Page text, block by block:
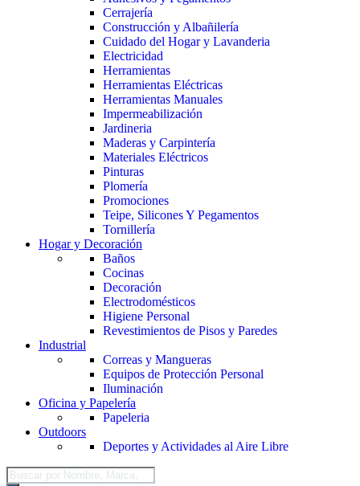
Cerrajería
Construcción y Albañilería
Cuidado del Hogar y Lavanderia
Electricidad
Herramientas
Herramientas Eléctricas
Herramientas Manuales
Impermeabilización
Jardineria
Maderas y Carpintería
Materiales Eléctricos
Pinturas
Plomería
Promociones
Teipe, Silicones Y Pegamentos
Tornillería
Hogar y Decoración
Baños
Cocinas
Decoración
Electrodomésticos
Higiene Personal
Revestimientos de Pisos y Paredes
Industrial
Correas y Mangueras
Equipos de Protección Personal
Iluminación
Oficina y Papelería
Papeleria
Outdoors
Deportes y Actividades al Aire Libre
Búsqueda